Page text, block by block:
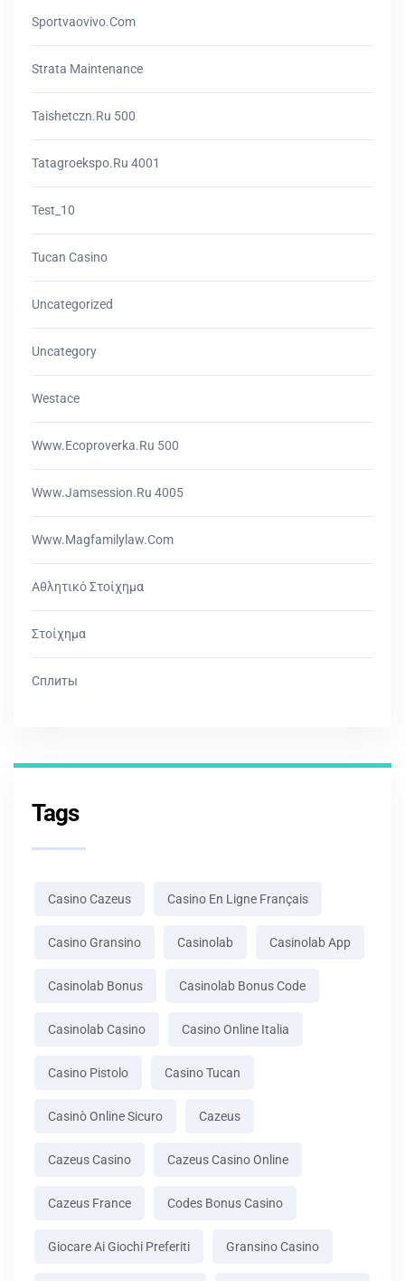
Sportvaovivo.com
Strata Maintenance
Taishetczn.ru 500
Tatagroekspo.ru 4001
Test_10
Tucan Casino
Uncategorized
Uncategory
Westace
Www.ecoproverka.ru 500
Www.jamsession.ru 4005
Www.magfamilylaw.com
Αθλητικό Στοίχημα
Στοίχημα
Сплиты
Tags
Casino Cazeus Casino En Ligne Français
Casino Gransino Casinolab Casinolab App
Casinolab Bonus Casinolab Bonus Code
Casinolab Casino Casino Online Italia
Casino Pistolo Casino Tucan
Casinò Online Sicuro Cazeus
Cazeus Casino Cazeus Casino Online
Cazeus France Codes Bonus Casino
Giocare Ai Giochi Preferiti Gransino Casino